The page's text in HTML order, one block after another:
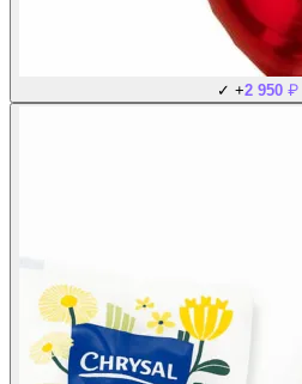
✓ +2 950 ₽